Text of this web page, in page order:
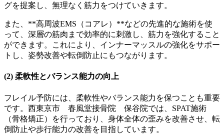
グを提案し、無理なく筋力をつけていきます。
また、**高周波EMS（コアレ）**などの先進的な施術を使
って、深層の筋肉まで効率的に刺激し、筋力を強化すること
ができます。これにより、インナーマッスルの強化をサポー
トし、姿勢改善や転倒防止にもつながります。
(2) 柔軟性とバランス能力の向上
フレイル予防には、柔軟性やバランス能力を保つことも重要
です。西東京市 春風堂接骨院 保谷院では、SPAT施術
（骨格矯正）を行っており、身体全体の歪みを改善させ、転
倒防止や歩行能力の改善を目指しています。